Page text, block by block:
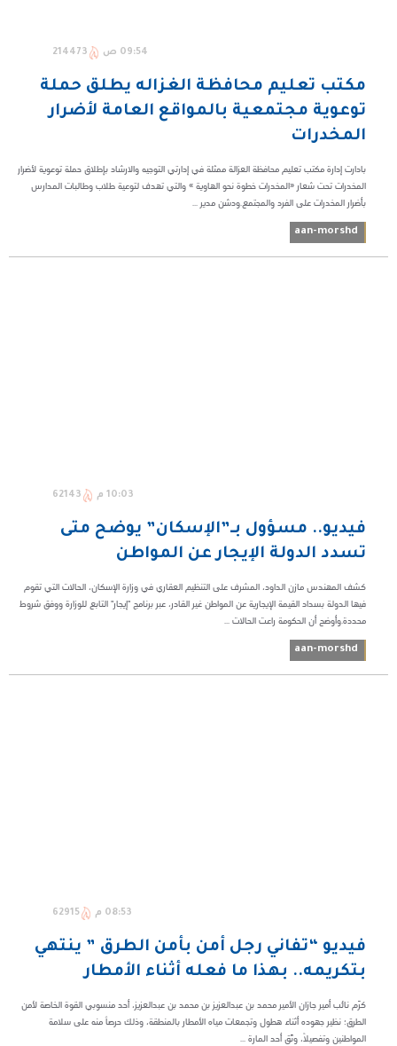
09:54 ص 214473
مكتب تعليم محافظة الغزاله يطلق حملة
توعوية مجتمعية بالمواقع العامة لأضرار
المخدرات
بادارت إدارة مكتب تعليم محافظة العزالة ممثلة في إدارتي التوجيه والارشاد بإطلاق حملة توعوية لأضرار
المخدرات تحت شعار «المخدرات خطوة نحو الهاوية » والتي تهدف لتوعية طلاب وطالبات المدارس
بأضرار المخدرات على الفرد والمجتمع.ودشن مدير ...
aan-morshd
10:03 م 62143
فيديو.. مسؤول بـ”الإسكان” يوضح متى
تسدد الدولة الإيجار عن المواطن
كشف المهندس مازن الداود، المشرف على التنظيم العقاري في وزارة الإسكان، الحالات التي تقوم
فيها الدولة بسداد القيمة الإيجارية عن المواطن غير القادر، عبر برنامج "إيجار" التابع للوزارة ووفق شروط
محددة.وأوضح أن الحكومة راعت الحالات ...
aan-morshd
08:53 م 62915
فيديو “تفاني رجل أمن بأمن الطرق ” ينتهي
بتكريمه.. بهذا ما فعله أثناء الأمطار
كرّم نائب أمير جازان الأمير محمد بن عبدالعزيز بن محمد بن عبدالعزيز، أحد منسوبي القوة الخاصة لأمن
الطرق؛ نظير جهوده أثناء هطول وتجمعات مياه الأمطار بالمنطقة، وذلك حرصاً منه على سلامة
المواطنين وتفصيلاً، وثّق أحد المارة ...